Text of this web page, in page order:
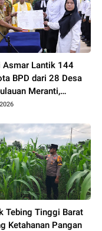
Asmar Lantik 144
BPD dari 28 Desa
Meranti,
Integritas dan
Tebing Tinggi Barat
Ketahanan Pangan